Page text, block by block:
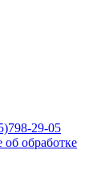
29-05
обработке